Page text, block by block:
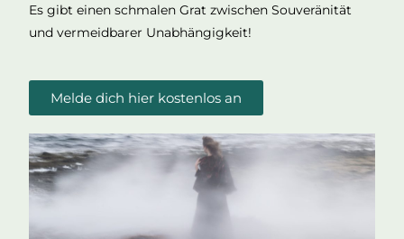
Es gibt einen schmalen Grat zwischen Souveränität
und vermeidbarer Unabhängigkeit!
Melde dich hier kostenlos an